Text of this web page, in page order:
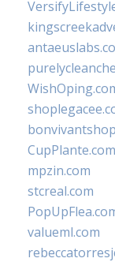
CupPlante.com
mpzin.com
stcreal.com
valueml.com